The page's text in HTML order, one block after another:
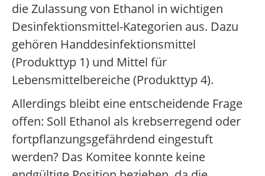
die Zulassung von Ethanol in wichtigen
Desinfektionsmittel-Kategorien aus. Dazu
gehören Handdesinfektionsmittel
(Produkttyp 1) und Mittel für
Lebensmittelbereiche (Produkttyp 4).
Allerdings bleibt eine entscheidende Frage
offen: Soll Ethanol als krebserregend oder
fortpflanzungsgefährdend eingestuft
werden? Das Komitee konnte keine